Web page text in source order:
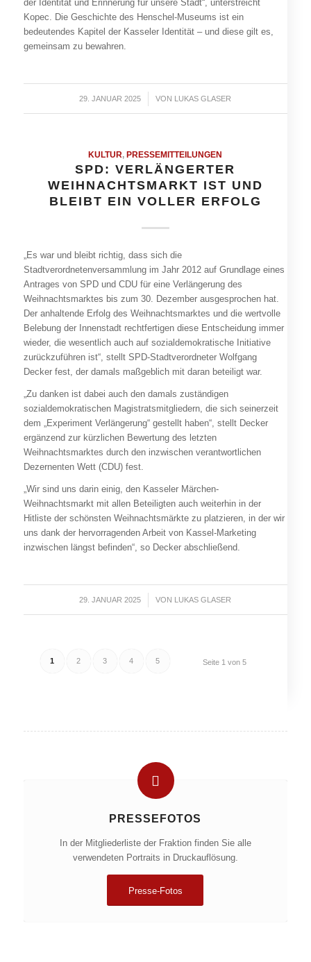
der Identität und Erinnerung für unsere Stadt“, unterstreicht
Kopec. Die Geschichte des Henschel-Museums ist ein
bedeutendes Kapitel der Kasseler Identität – und diese gilt es,
gemeinsam zu bewahren.
29. JANUAR 2025
/ VON LUKAS GLASER
KULTUR,PRESSEMITTEILUNGEN
SPD: VERLÄNGERTER
WEIHNACHTSMARKT IST UND
BLEIBT EIN VOLLER ERFOLG
„Es war und bleibt richtig, dass sich die
Stadtverordnetenversammlung im Jahr 2012 auf Grundlage eines
Antrages von SPD und CDU für eine Verlängerung des
Weihnachtsmarktes bis zum 30. Dezember ausgesprochen hat.
Der anhaltende Erfolg des Weihnachtsmarktes und die wertvolle
Belebung der Innenstadt rechtfertigen diese Entscheidung immer
wieder, die wesentlich auch auf sozialdemokratische Initiative
zurückzuführen ist“, stellt SPD-Stadtverordneter Wolfgang
Decker fest, der damals maßgeblich mit daran beteiligt war.
„Zu danken ist dabei auch den damals zuständigen
sozialdemokratischen Magistratsmitgliedern, die sich seinerzeit
dem „Experiment Verlängerung“ gestellt haben“, stellt Decker
ergänzend zur kürzlichen Bewertung des letzten
Weihnachtsmarktes durch den inzwischen verantwortlichen
Dezernenten Wett (CDU) fest.
„Wir sind uns darin einig, den Kasseler Märchen-
Weihnachtsmarkt mit allen Beteiligten auch weiterhin in der
Hitliste der schönsten Weihnachtsmärkte zu platzieren, in der wir
uns dank der hervorragenden Arbeit von Kassel-Marketing
inzwischen längst befinden“, so Decker abschließend.
29. JANUAR 2025
/ VON LUKAS GLASER
Seite 1 von 5
1 2 3 4 5
PRESSEFOTOS
In der Mitgliederliste der Fraktion finden Sie alle
verwendeten Portraits in Druckauflösung.
Presse-Fotos